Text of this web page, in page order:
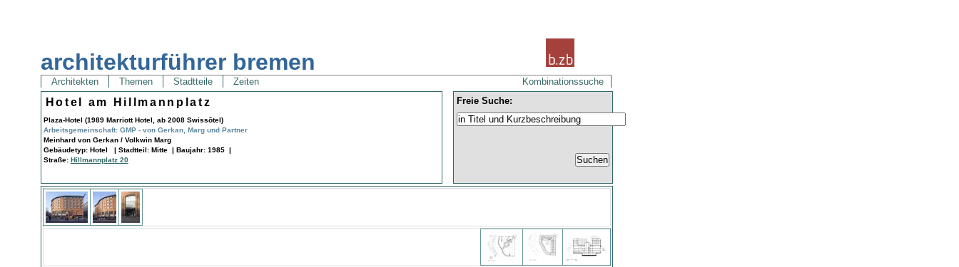
architekturführer bremen
Architekten Themen Stadtteile Zeiten Kombinationssuche
Hotel am Hillmannplatz
Plaza-Hotel (1989 Marriott Hotel, ab 2008 Swissôtel)
Arbeitsgemeinschaft: GMP - von Gerkan, Marg und Partner
Meinhard von Gerkan / Volkwin Marg
Gebäudetyp: Hotel | Stadtteil: Mitte | Baujahr: 1985 |
Straße: Hillmannplatz 20
Freie Suche: